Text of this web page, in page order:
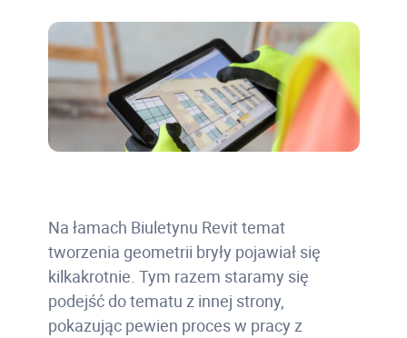
Na łamach Biuletynu Revit temat
tworzenia geometrii bryły pojawiał się
kilkakrotnie. Tym razem staramy się
podejść do tematu z innej strony,
pokazując pewien proces w pracy z